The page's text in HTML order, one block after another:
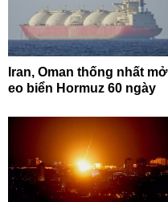
Iran, Oman thống nhất mở
eo biển Hormuz 60 ngày